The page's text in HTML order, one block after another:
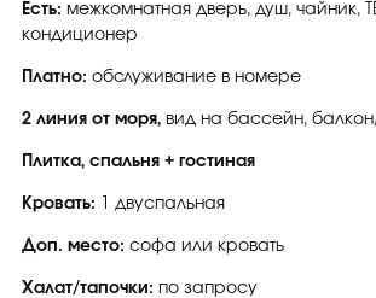
Есть: межкомнатная дверь, душ, чайник,
кондиционер
Платно: обслуживание в номере
2 линия от моря, вид на бассейн,
Плитка, спальня + гостиная
Кровать: 1 двуспальная
Доп. место: софа или кровать
Халат/тапочки: по запросу